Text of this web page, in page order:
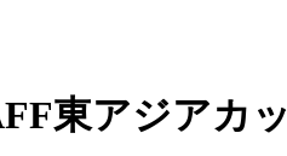
東アジアカ